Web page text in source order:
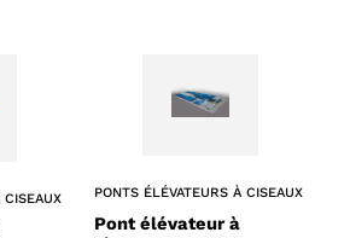
CISEAUX PONTS ÉLÉVATEURS À CISEAUX
Pont élévateur à